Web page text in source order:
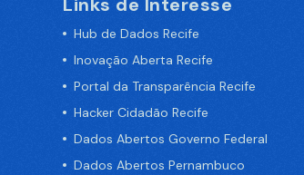
Hub de Dados Recife
Inovação Aberta Recife
Portal da Transparência Recife
Hacker Cidadão Recife
Dados Abertos Governo Federal
Dados Abertos Pernambuco